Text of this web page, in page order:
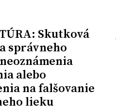
Skutková
správneho
alebo
na falšovanie
lieku